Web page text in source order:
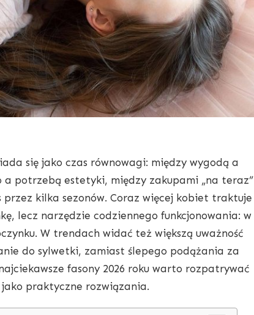
się jako czas równowagi: między wygodą a
a potrzebą estetyki, między zakupami „na teraz”
kilka sezonów. Coraz więcej kobiet traktuje
lecz narzędzie codziennego funkcjonowania: w
W trendach widać też większą uważność
do sylwetki, zamiast ślepego podążania za
fasony 2026 roku warto rozpatrywać
praktyczne rozwiązania.